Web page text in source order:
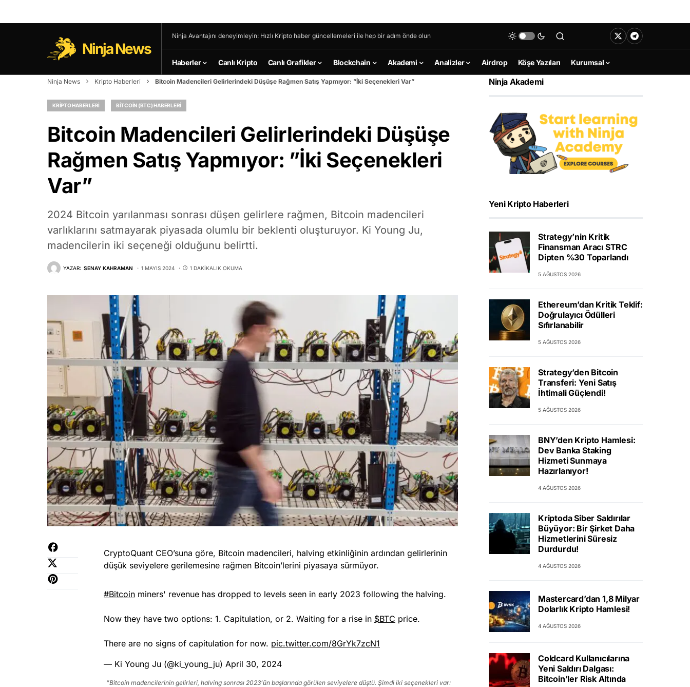
Ninja News
Ninja Avantajını deneyimleyin: Hızlı Kripto haber güncellemeleri ile hep bir adım önde olun
Haberler Canlı Kripto Canlı Grafikler Blockchain Akademi Analizler Airdrop Köşe Yazıları Kurumsal
Ninja News Kripto Haberleri Bitcoin Madencileri Gelirlerindeki Düşüşe Rağmen Satış Yapmıyor: ”İki Seçenekleri Var”
KRIPTO HABERLERI BITCOIN (BTC) HABERLERI
Bitcoin Madencileri Gelirlerindeki Düşüşe
Rağmen Satış Yapmıyor: ”İki Seçenekleri
Var”
2024 Bitcoin yarılanması sonrası düşen gelirlere rağmen, Bitcoin madencileri
varlıklarını satmayarak piyasada olumlu bir beklenti oluşturuyor. Ki Young Ju,
madencilerin iki seçeneği olduğunu belirtti.
YAZAR: SENAY KAHRAMAN 1 MAYIS 2024 1 DAKIKALIK OKUMA
CryptoQuant CEO’suna göre, Bitcoin madencileri, halving etkinliğinin ardından gelirlerinin
düşük seviyelere gerilemesine rağmen Bitcoin’lerini piyasaya sürmüyor.
#Bitcoin miners' revenue has dropped to levels seen in early 2023 following the halving.
Now they have two options: 1. Capitulation, or 2. Waiting for a rise in $BTC price.
There are no signs of capitulation for now. pic.twitter.com/8GrYk7zcN1
— Ki Young Ju (@ki_young_ju) April 30, 2024
”Bitcoin madencilerinin gelirleri, halving sonrası 2023’ün başlarında görülen seviyelere düştü. Şimdi iki seçenekleri var:
Ninja Akademi
Yeni Kripto Haberleri
Strategy’nin Kritik
Finansman Aracı STRC
Dipten %30 Toparlandı
5 AĞUSTOS 2026
Ethereum’dan Kritik Teklif:
Doğrulayıcı Ödülleri
Sıfırlanabilir
5 AĞUSTOS 2026
Strategy’den Bitcoin
Transferi: Yeni Satış
İhtimali Güçlendi!
5 AĞUSTOS 2026
BNY’den Kripto Hamlesi:
Dev Banka Staking
Hizmeti Sunmaya
Hazırlanıyor!
4 AĞUSTOS 2026
Kriptoda Siber Saldırılar
Büyüyor: Bir Şirket Daha
Hizmetlerini Süresiz
Durdurdu!
4 AĞUSTOS 2026
Mastercard’dan 1,8 Milyar
Dolarlık Kripto Hamlesi!
4 AĞUSTOS 2026
Coldcard Kullanıcılarına
Yeni Saldırı Dalgası:
Bitcoin’ler Risk Altında